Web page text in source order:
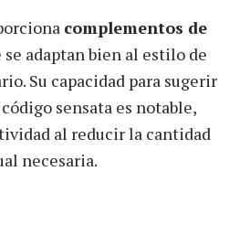
complementos de
se adaptan bien al estilo de
Su capacidad para sugerir
sensata es notable,
al reducir la cantidad
necesaria.